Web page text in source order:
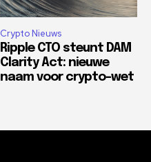
Crypto Nieuws
Ripple CTO steunt DAM
Clarity Act: nieuwe
naam voor crypto-wet